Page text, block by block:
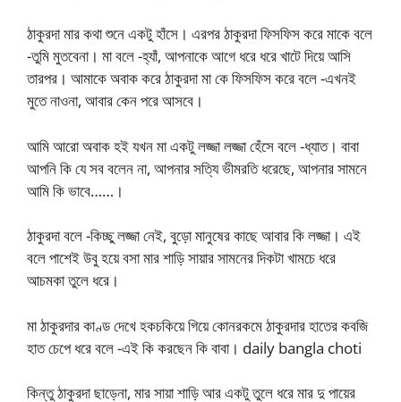
ঠাকুরদা মার কথা শুনে একটু হাঁসে। এরপর ঠাকুরদা ফিসফিস করে মাকে বলে
-তুমি মুতবেনা। মা বলে -হ্যাঁ, আপনাকে আগে ধরে ধরে খাটে দিয়ে আসি
তারপর। আমাকে অবাক করে ঠাকুরদা মা কে ফিসফিস করে বলে -এখনই
মুতে নাওনা, আবার কেন পরে আসবে।
আমি আরো অবাক হই যখন মা একটু লজ্জা লজ্জা হেঁসে বলে -ধ্যাত। বাবা
আপনি কি যে সব বলেন না, আপনার সত্যি ভীমরতি ধরেছে, আপনার সামনে
আমি কি ভাবে……।
ঠাকুরদা বলে -কিচ্ছু লজ্জা নেই, বুড়ো মানুষের কাছে আবার কি লজ্জা। এই
বলে পাশেই উবু হয়ে বসা মার শাড়ি সায়ার সামনের দিকটা খামচে ধরে
আচমকা তুলে ধরে।
মা ঠাকুরদার কাণ্ড দেখে হকচকিয়ে গিয়ে কোনরকমে ঠাকুরদার হাতের কবজি
হাত চেপে ধরে বলে -এই কি করছেন কি বাবা। daily bangla choti
কিন্তু ঠাকুরদা ছাড়েনা, মার সায়া শাড়ি আর একটু তুলে ধরে মার দু পায়ের